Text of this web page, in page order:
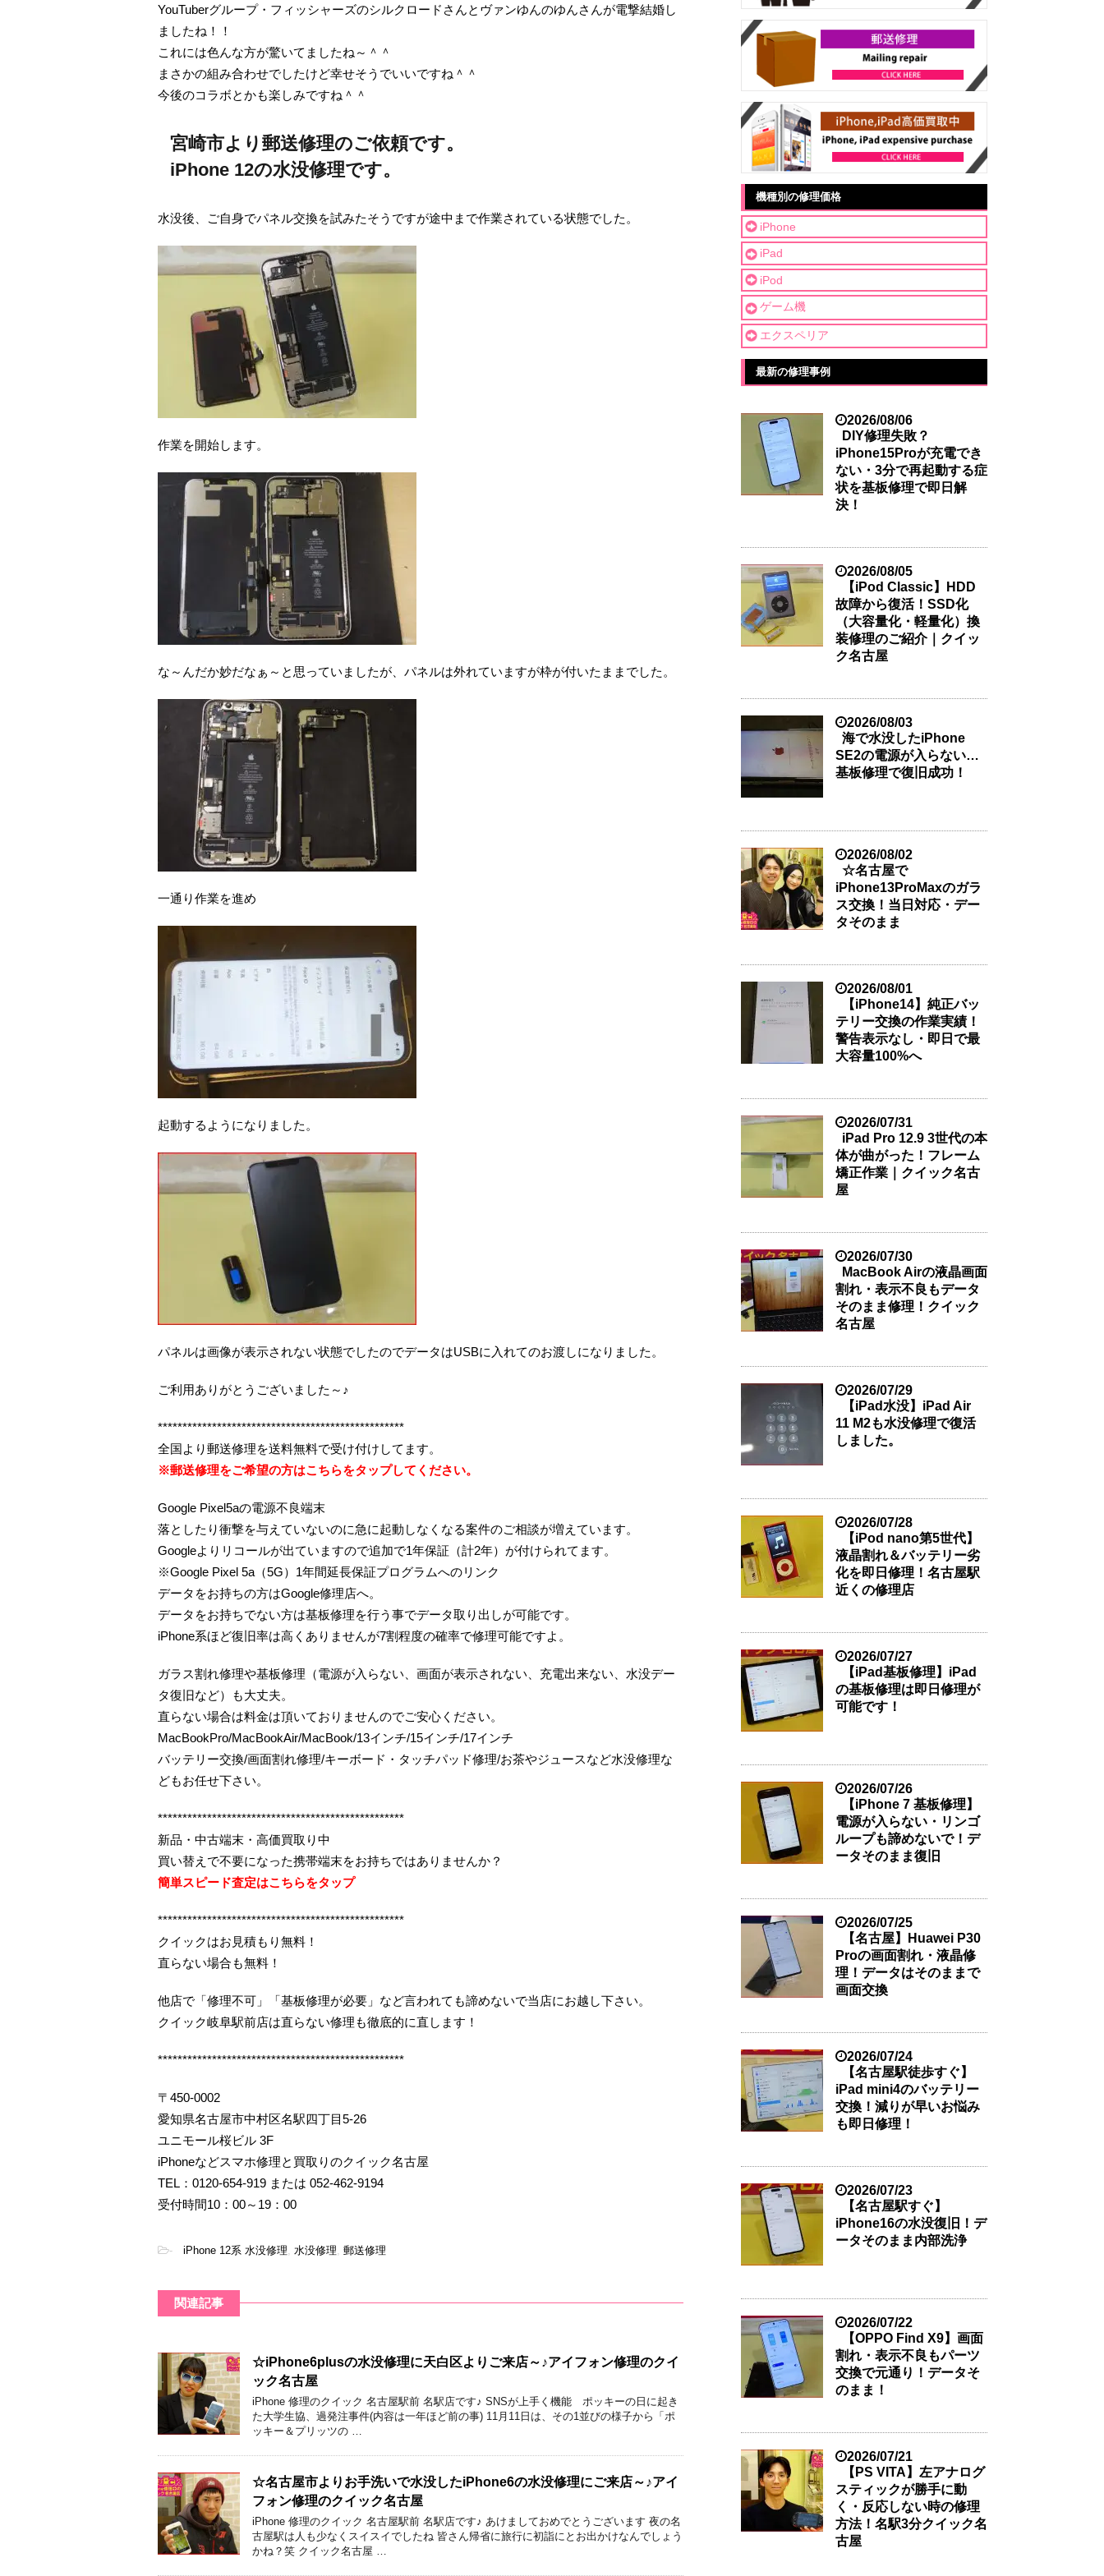
YouTuberグループ・フィッシャーズのシルクロードさんとヴァンゆんのゆんさんが電撃結婚し
ましたね！！
これには色んな方が驚いてましたね～＾＾
まさかの組み合わせでしたけど幸せそうでいいですね＾＾
今後のコラボとかも楽しみですね＾＾
宮崎市より郵送修理のご依頼です。
iPhone 12の水没修理です。
水没後、ご自身でパネル交換を試みたそうですが途中まで作業されている状態でした。
作業を開始します。
な～んだか妙だなぁ～と思っていましたが、パネルは外れていますが枠が付いたままでした。
一通り作業を進め
起動するようになりました。
パネルは画像が表示されない状態でしたのでデータはUSBに入れてのお渡しになりました。
ご利用ありがとうございました～♪
**************************************************
全国より郵送修理を送料無料で受け付けしてます。
※郵送修理をご希望の方はこちらをタップしてください。
Google Pixel5aの電源不良端末
落としたり衝撃を与えていないのに急に起動しなくなる案件のご相談が増えています。
Googleよりリコールが出ていますので追加で1年保証（計2年）が付けられてます。
※Google Pixel 5a（5G）1年間延長保証プログラムへのリンク
データをお持ちの方はGoogle修理店へ。
データをお持ちでない方は基板修理を行う事でデータ取り出しが可能です。
iPhone系ほど復旧率は高くありませんが7割程度の確率で修理可能ですよ。
ガラス割れ修理や基板修理（電源が入らない、画面が表示されない、充電出来ない、水没デー
タ復旧など）も大丈夫。
直らない場合は料金は頂いておりませんのでご安心ください。
MacBookPro/MacBookAir/MacBook/13インチ/15インチ/17インチ
バッテリー交換/画面割れ修理/キーボード・タッチパッド修理/お茶やジュースなど水没修理な
どもお任せ下さい。
**************************************************
新品・中古端末・高価買取り中
買い替えで不要になった携帯端末をお持ちではありませんか？
簡単スピード査定はこちらをタップ
**************************************************
クイックはお見積もり無料！
直らない場合も無料！
他店で「修理不可」「基板修理が必要」など言われても諦めないで当店にお越し下さい。
クイック岐阜駅前店は直らない修理も徹底的に直します！
**************************************************
〒450-0002
愛知県名古屋市中村区名駅四丁目5-26
ユニモール桜ビル 3F
iPhoneなどスマホ修理と買取りのクイック名古屋
TEL：0120-654-919 または 052-462-9194
受付時間10：00～19：00
- iPhone 12系 水没修理, 水没修理, 郵送修理
関連記事
☆iPhone6plusの水没修理に天白区よりご来店～♪アイフォン修理のクイ
ック名古屋
iPhone 修理のクイック 名古屋駅前 名駅店です♪ SNSが上手く機能 ポッキーの日に起き
た大学生協、過発注事件(内容は一年ほど前の事) 11月11日は、その1並びの様子から「ポ
ッキー＆プリッツの …
☆名古屋市よりお手洗いで水没したiPhone6の水没修理にご来店～♪アイ
フォン修理のクイック名古屋
iPhone 修理のクイック 名古屋駅前 名駅店です♪ あけましておめでとうございます 夜の名
古屋駅は人も少なくスイスイでしたね 皆さん帰省に旅行に初詣にとお出かけなんでしょう
かね？笑 クイック名古屋 …
機種別の修理価格
iPhone
iPad
iPod
ゲーム機
エクスペリア
最新の修理事例
2026/08/06
DIY修理失敗？
iPhone15Proが充電でき
ない・3分で再起動する症
状を基板修理で即日解
決！
2026/08/05
【iPod Classic】HDD
故障から復活！SSD化
（大容量化・軽量化）換
装修理のご紹介｜クイッ
ク名古屋
2026/08/03
海で水没したiPhone
SE2の電源が入らない…
基板修理で復旧成功！
2026/08/02
☆名古屋で
iPhone13ProMaxのガラ
ス交換！当日対応・デー
タそのまま
2026/08/01
【iPhone14】純正バッ
テリー交換の作業実績！
警告表示なし・即日で最
大容量100%へ
2026/07/31
iPad Pro 12.9 3世代の本
体が曲がった！フレーム
矯正作業｜クイック名古
屋
2026/07/30
MacBook Airの液晶画面
割れ・表示不良もデータ
そのまま修理！クイック
名古屋
2026/07/29
【iPad水没】iPad Air
11 M2も水没修理で復活
しました。
2026/07/28
【iPod nano第5世代】
液晶割れ＆バッテリー劣
化を即日修理！名古屋駅
近くの修理店
2026/07/27
【iPad基板修理】iPad
の基板修理は即日修理が
可能です！
2026/07/26
【iPhone 7 基板修理】
電源が入らない・リンゴ
ループも諦めないで！デ
ータそのまま復旧
2026/07/25
【名古屋】Huawei P30
Proの画面割れ・液晶修
理！データはそのままで
画面交換
2026/07/24
【名古屋駅徒歩すぐ】
iPad mini4のバッテリー
交換！減りが早いお悩み
も即日修理！
2026/07/23
【名古屋駅すぐ】
iPhone16の水没復旧！デ
ータそのまま内部洗浄
2026/07/22
【OPPO Find X9】画面
割れ・表示不良もパーツ
交換で元通り！データそ
のまま！
2026/07/21
【PS VITA】左アナログ
スティックが勝手に動
く・反応しない時の修理
方法！名駅3分クイック名
古屋